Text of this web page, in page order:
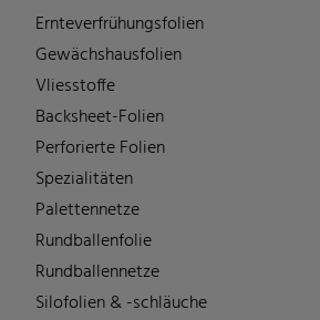
Ernteverfrühungsfolien
Gewächshausfolien
Vliesstoffe
Backsheet-Folien
Perforierte Folien
Spezialitäten
Palettennetze
Rundballenfolie
Rundballennetze
Silofolien & -schläuche